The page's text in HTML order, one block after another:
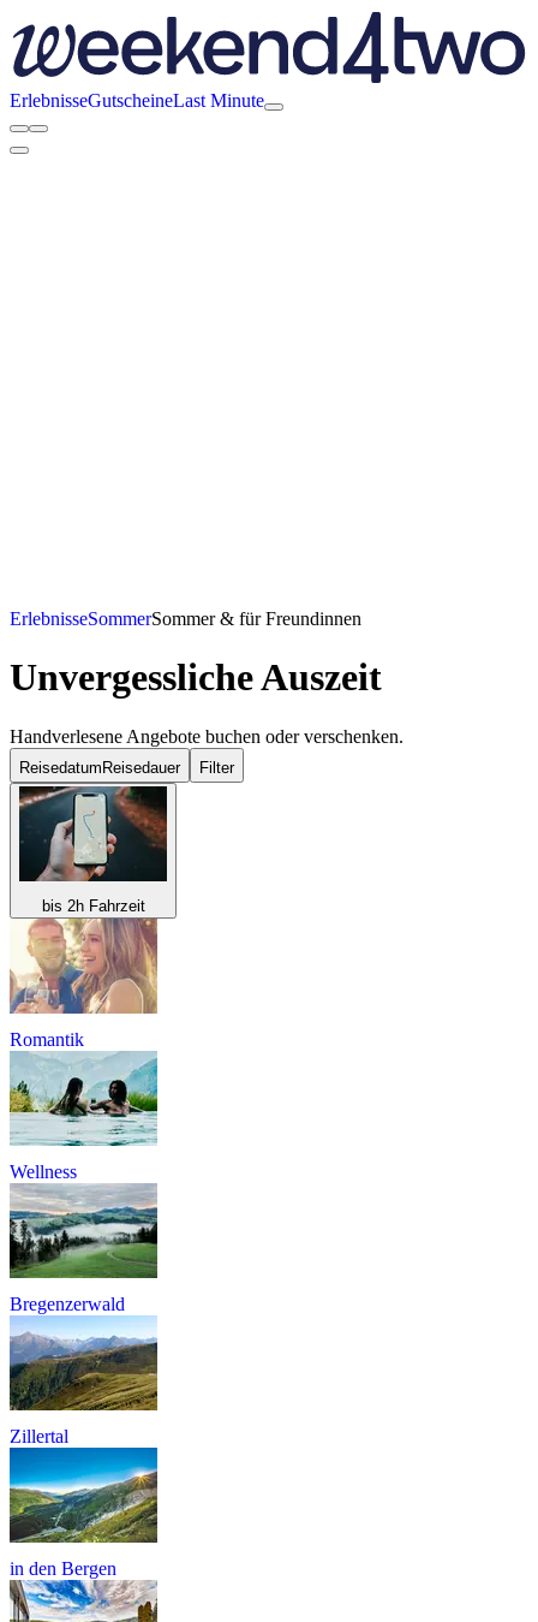
ErlebnisseGutscheineLast Minute
ErlebnisseSommerSommer & für Freundinnen
Unvergessliche Auszeit
Handverlesene Angebote buchen oder verschenken.
Reisedatum Reisedauer Filter
bis 2h Fahrzeit
Romantik
Wellness
Bregenzerwald
Zillertal
in den Bergen